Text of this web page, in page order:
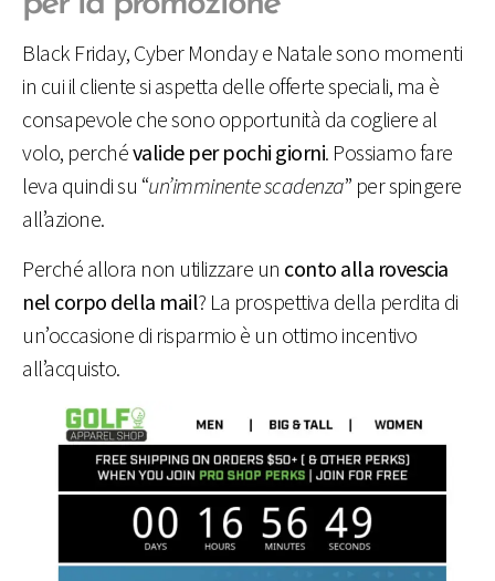
Black Friday, Cyber Monday e Natale sono momenti
in cui il cliente si aspetta delle offerte speciali, ma è
consapevole che sono opportunità da cogliere al
volo, perchévalide per pochi giorni. Possiamo fare
leva quindi su “un’imminente scadenza” per spingere
all’azione.
Perché allora non utilizzare un conto alla rovescia
nel corpo della mail? La prospettiva della perdita di
un’occasione di risparmio è un ottimo incentivo
all’acquisto.